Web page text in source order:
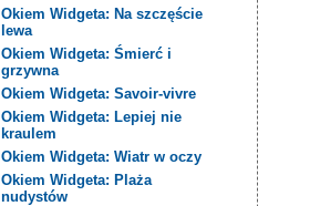
Okiem Widgeta: Na szczęście
lewa
Okiem Widgeta: Śmierć i
grzywna
Okiem Widgeta: Savoir-vivre
Okiem Widgeta: Lepiej nie
kraulem
Okiem Widgeta: Wiatr w oczy
Okiem Widgeta: Plaża
nudystów